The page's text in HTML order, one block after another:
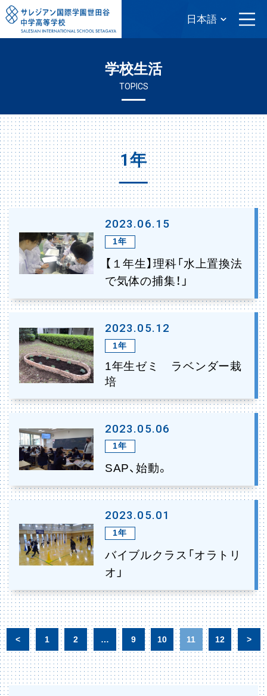
学校生活
TOPICS
1年
2023.06.15
1年
【１年生】理科「水上置換法
で気体の捕集！」
2023.05.12
1年
1年生ゼミ ラベンダー栽
培
2023.05.06
1年
SAP、始動。
2023.05.01
1年
バイブルクラス「オラトリ
オ」
< 1 2 … 9 10 11 12 >